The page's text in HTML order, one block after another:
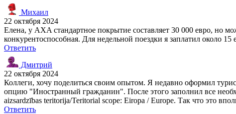
Михаил
22 октября 2024
Елена, у AXA стандартное покрытие составляет 30 000 евро, но
конкурентоспособная. Для недельной поездки я заплатил около 15
Ответить
Дмитрий
22 октября 2024
Коллеги, хочу поделиться своим опытом. Я недавно оформил
опцию "Иностранный гражданин". После этого заполнил все
aizsardzības teritorija/Teritorial scope: Eiropa / Europe. Так что это
Ответить